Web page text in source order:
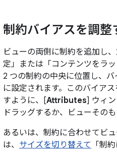
制約バイアスを調整
ビューの両側に制約を追加し
定」または「コンテンツをラ
2 つの制約の中央に位置し、
に設定されます。このバイア
すように、[Attributes] ウィ
ドラッグするか、ビューそのも
あるいは、制約に合わせてビ
は、 サイズを切り替えて 「制